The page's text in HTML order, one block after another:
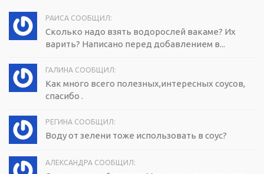
РАИСА СООБЩИЛ:
Сколько надо взять водорослей вакаме? Их
варить? Написано перед добавлением в...
ГАЛИНА СООБЩИЛ:
Как много всего полезных,интересных соусов,
спасибо .
РЕГИНА СООБЩИЛ:
Воду от зелени тоже использовать в соус?
АЛЕКСАНДРА СООБЩИЛ: